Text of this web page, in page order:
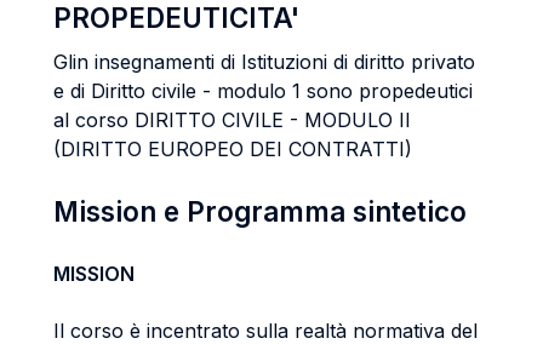
PROPEDEUTICITA'
Glin insegnamenti di Istituzioni di diritto privato
e di Diritto civile - modulo 1 sono propedeutici
al corso DIRITTO CIVILE - MODULO II
(DIRITTO EUROPEO DEI CONTRATTI)
Mission e Programma sintetico
MISSION
Il corso è incentrato sulla realtà normativa del